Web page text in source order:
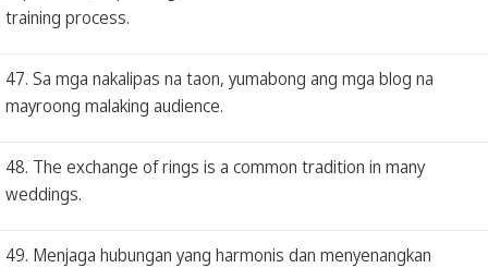
training process.
47. Sa mga nakalipas na taon, yumabong ang mga blog na
mayroong malaking audience.
48. The exchange of rings is a common tradition in many
weddings.
49. Menjaga hubungan yang harmonis dan menyenangkan